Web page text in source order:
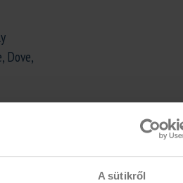
A sütikről
Dove,
Budapest,